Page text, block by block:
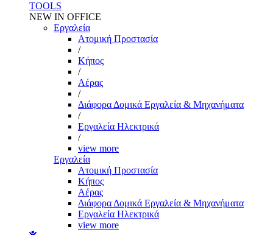
TOOLS
NEW IN OFFICE
Εργαλεία
Aτομική Προστασία
/
Kήπος
/
Αέρας
/
Διάφορα Δομικά Εργαλεία & Μηχανήματα
/
Εργαλεία Ηλεκτρικά
/
view more
Εργαλεία
Aτομική Προστασία
Kήπος
Αέρας
Διάφορα Δομικά Εργαλεία & Μηχανήματα
Εργαλεία Ηλεκτρικά
view more